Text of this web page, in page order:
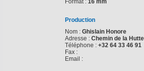
Production
Nom : Ghislain Honore
Adresse : Chemin de la
Téléphone : +32 64 33 46 91
Fax :
Email :